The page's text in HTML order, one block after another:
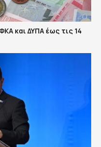
και ΔΥΠΑ έως τις 14